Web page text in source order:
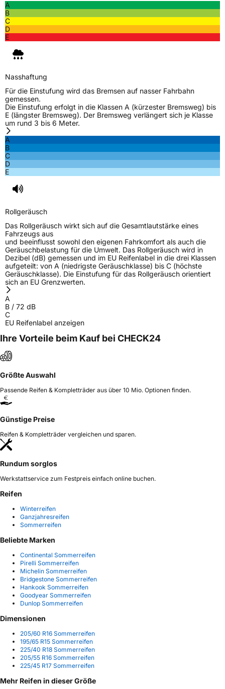
A
B
C
D
E
Nasshaftung
Für die Einstufung wird das Bremsen auf nasser Fahrbahn
gemessen.
Die Einstufung erfolgt in die Klassen A (kürzester Bremsweg) bis
E (längster Bremsweg). Der Bremsweg verlängert sich je Klasse
um rund 3 bis 6 Meter.
A
B
C
D
E
Rollgeräusch
Das Rollgeräusch wirkt sich auf die Gesamtlautstärke eines
Fahrzeugs aus
und beeinflusst sowohl den eigenen Fahrkomfort als auch die
Geräuschbelastung für die Umwelt. Das Rollgeräusch wird in
Dezibel (dB) gemessen und im EU Reifenlabel in die drei Klassen
aufgeteilt: von A (niedrigste Geräuschklasse) bis C (höchste
Geräuschklasse). Die Einstufung für das Rollgeräusch orientiert
sich an EU Grenzwerten.
A
B / 72 dB
C
EU Reifenlabel anzeigen
Ihre Vorteile beim Kauf bei CHECK24
Größte Auswahl
Passende Reifen & Kompletträder aus über 10 Mio. Optionen finden.
Günstige Preise
Reifen & Kompletträder vergleichen und sparen.
Rundum sorglos
Werkstattservice zum Festpreis einfach online buchen.
Reifen
Winterreifen
Ganzjahresreifen
Sommerreifen
Beliebte Marken
Continental Sommerreifen
Pirelli Sommerreifen
Michelin Sommerreifen
Bridgestone Sommerreifen
Hankook Sommerreifen
Goodyear Sommerreifen
Dunlop Sommerreifen
Dimensionen
205/60 R16 Sommerreifen
195/65 R15 Sommerreifen
225/40 R18 Sommerreifen
205/55 R16 Sommerreifen
225/45 R17 Sommerreifen
Mehr Reifen in dieser Größe